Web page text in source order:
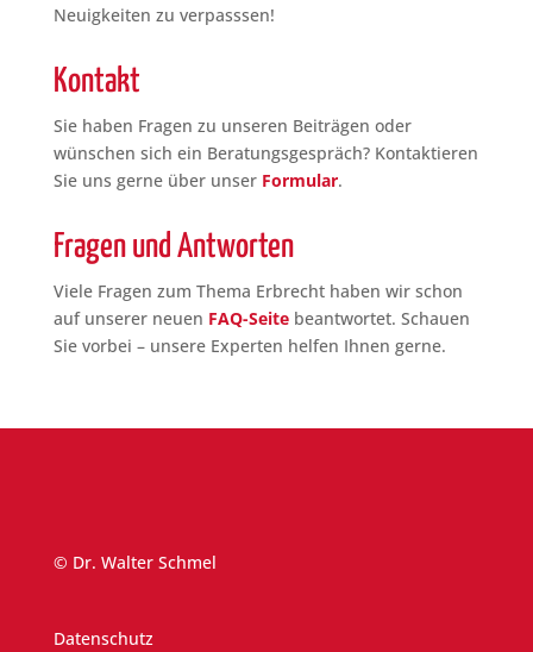
Neuigkeiten zu verpasssen!
Kontakt
Sie haben Fragen zu unseren Beiträgen oder
wünschen sich ein Beratungsgespräch? Kontaktieren
Sie uns gerne über unser Formular.
Fragen und Antworten
Viele Fragen zum Thema Erbrecht haben wir schon
auf unserer neuen FAQ-Seitebeantwortet. Schauen
Sie vorbei – unsere Experten helfen Ihnen gerne.
© Dr. Walter Schmel
Datenschutz